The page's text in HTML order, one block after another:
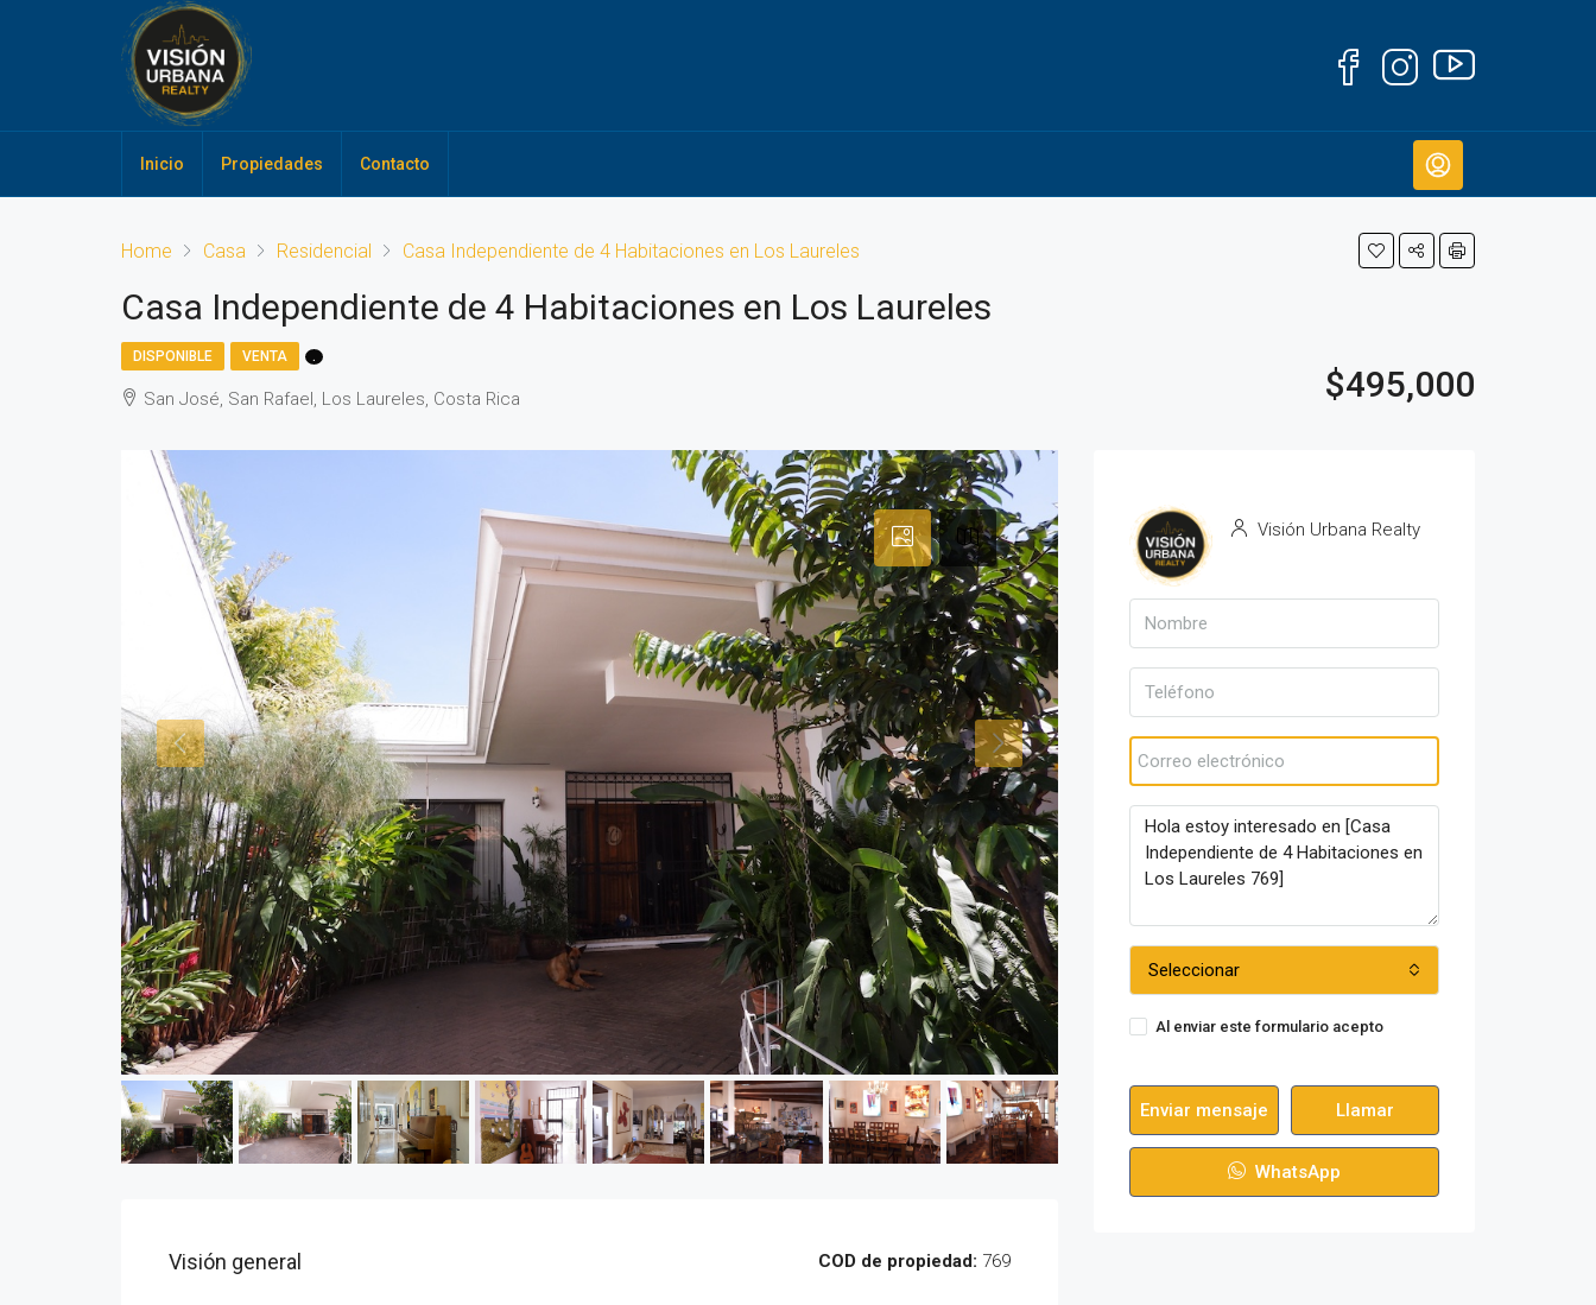
Inicio Propiedades Contacto
Home Casa Residencial Casa Independiente de 4 Habitaciones en Los Laureles
Casa Independiente de 4 Habitaciones en Los Laureles
$495,000
DISPONIBLE VENTA .
San José, San Rafael, Los Laureles, Costa Rica
Visión general COD de propiedad: 769
Visión Urbana Realty
Seleccionar
Al enviar este formulario acepto
Enviar mensaje Llamar
WhatsApp